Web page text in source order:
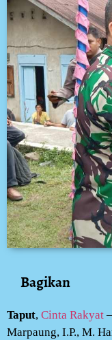
Bagikan
Taput, Cinta Rakyat
Marpaung, I.P., M.